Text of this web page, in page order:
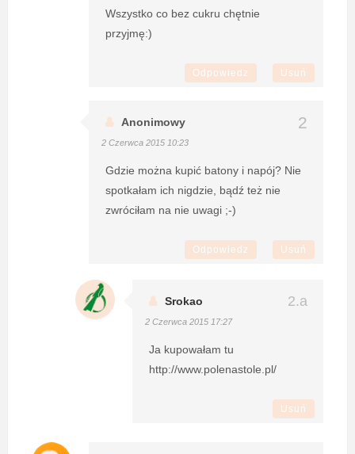
Wszystko co bez cukru chętnie
przyjmę:)
Odpowiedz Usuń
Anonimowy
2 Czerwca 2015 10:23
Gdzie można kupić batony i napój? Nie
spotkałam ich nigdzie, bądź też nie
zwróciłam na nie uwagi ;-)
Odpowiedz Usuń
Srokao
2 Czerwca 2015 17:27
Ja kupowałam tu
http://www.polenastole.pl/
Usuń